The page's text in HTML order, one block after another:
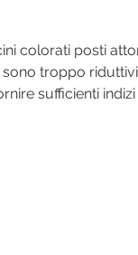
colorati posti
troppo
sufficienti